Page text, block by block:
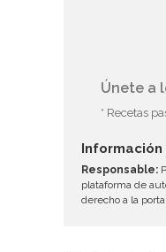
Únete a
* Recetas
Responsable:
plataforma de
derecho a la